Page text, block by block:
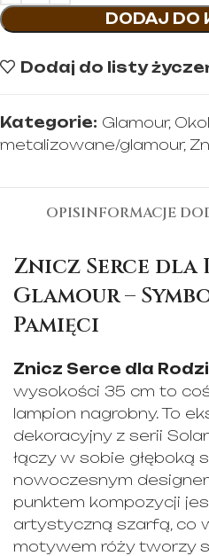
DODAJ DO
Dodaj do listy
Kategorie: Glamour,
metalizowane/glamour,
OPISINFORMACJE
Znicz Serce dla
Glamour –
Pamięci
Znicz Serce dla
wysokości 35 cm to
lampion nagrobny. To
dekoracyjny z serii
łączy w sobie głęboką
nowoczesnym
punktem kompozycji
artystyczną szarfą, co
motywem róży tworzy